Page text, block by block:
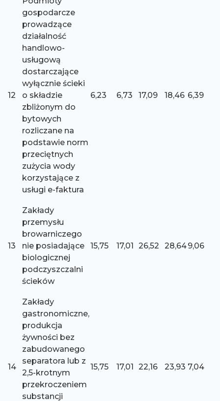
12
gospodarcze
prowadzące
działalność
handlowo-
usługową
dostarczające
wyłącznie ścieki
o składzie
zbliżonym do
bytowych
rozliczane na
podstawie norm
przeciętnych
zużycia wody
korzystające z
usługi e-faktura
6,23 6,73 17,09 18,46 6,39
13
Zakłady
przemysłu
browarniczego
nie posiadające
biologicznej
podczyszczalni
ścieków
15,75 17,01 26,52 28,649,06
14
Zakłady
gastronomiczne,
produkcja
żywności bez
zabudowanego
separatora lub z
2,5-krotnym
przekroczeniem
substancji
15,75 17,01 22,16 23,93 7,04